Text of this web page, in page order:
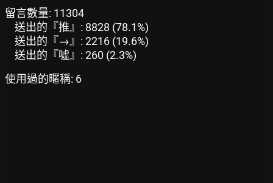
留言數量: 11304
送出的『推』: 8828 (78.1%)
送出的『→』: 2216 (19.6%)
送出的『噓』: 260 (2.3%)
使用過的暱稱: 6